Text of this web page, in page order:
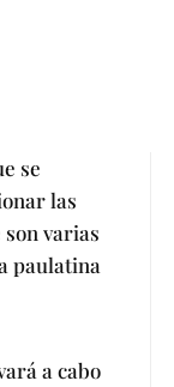
se
las
varias
paulatina
a cabo